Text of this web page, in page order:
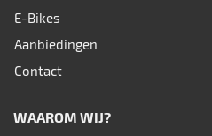
E-Bikes
Aanbiedingen
Contact
WAAROM WIJ?